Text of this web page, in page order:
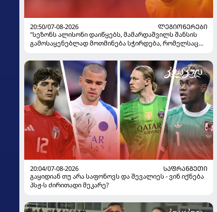
20:50/07-08-2026
ᲚᲔᲒᲘᲝᲜᲔᲠᲔᲑᲘ
"სეზონს ალისონი დაიწყებს, მამარდაშვილს შანსის
გამოსაყენებლად მოთმინება სჭირდება, რომელსაც
ყოფილმა მეკარემ
20:04/07-08-2026
ᲡᲐᲤᲠᲐᲜᲒᲔᲗᲘ
გაყიდიან თუ არა საფონოვს და შევალიეს - ვინ იქნება
პსჟ-ს ძირითადი მეკარე?